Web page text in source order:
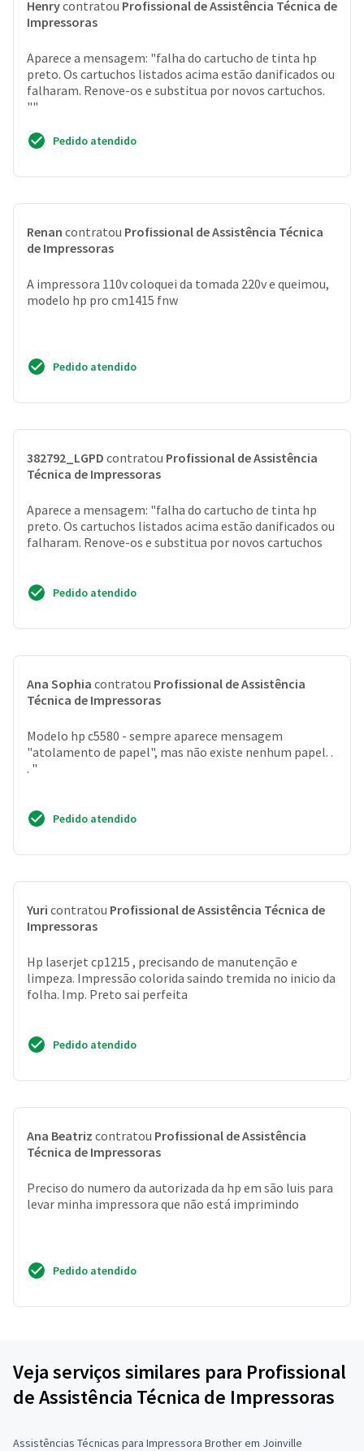
Henrycontratou Profissional de Assistência Técnica de
Impressoras
Aparece a mensagem: "falha do cartucho de tinta hp
preto. Os cartuchos listados acima estão danificados ou
falharam. Renove-os e substitua por novos cartuchos.
""
Pedido atendido
Renan contratou Profissional de Assistência Técnica
de Impressoras
A impressora 110v coloquei da tomada 220v e queimou,
modelo hp pro cm1415 fnw
Pedido atendido
382792_LGPD contratou Profissional de Assistência
Técnica de Impressoras
Aparece a mensagem: "falha do cartucho de tinta hp
preto. Os cartuchos listados acima estão danificados ou
falharam. Renove-os e substitua por novos cartuchos
Pedido atendido
Ana Sophia contratou Profissional de Assistência
Técnica de Impressoras
Modelo hp c5580 - sempre aparece mensagem
"atolamento de papel", mas não existe nenhum papel. .
. "
Pedido atendido
Yuri contratou Profissional de Assistência Técnica de
Impressoras
Hp laserjet cp1215 , precisando de manutenção e
limpeza. Impressão colorida saindo tremida no inicio da
folha. Imp. Preto sai perfeita
Pedido atendido
Ana Beatriz contratou Profissional de Assistência
Técnica de Impressoras
Preciso do numero da autorizada da hp em são luis para
levar minha impressora que não está imprimindo
Pedido atendido
Veja serviços similares para Profissional
de Assistência Técnica de Impressoras
Assistências Técnicas para Impressora Brother em Joinville